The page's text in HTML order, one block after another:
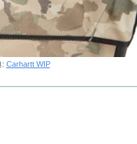
: Carhartt WIP